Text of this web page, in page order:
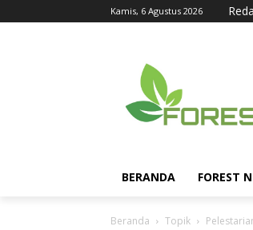
Kamis, 6 Agustus 2026
BERANDA FOREST
Beranda Topik